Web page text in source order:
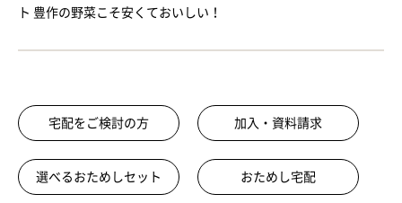
ト 豊作の野菜こそ安くておいしい！
宅配をご検討の方 加入・資料請求
選べるおためしセット おためし宅配